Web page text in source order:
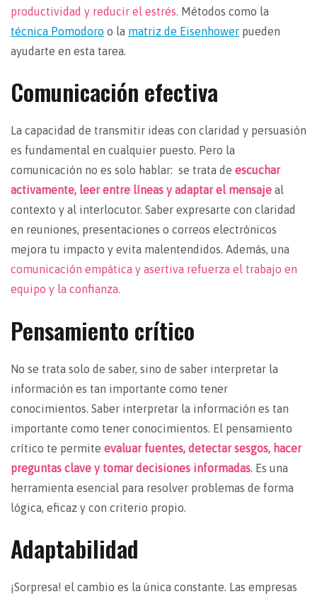
productividad y reducir el estrés. Métodos como la
técnica Pomodoro o la matriz de Eisenhower pueden
ayudarte en esta tarea.
Comunicación efectiva
La capacidad de transmitir ideas con claridad y persuasión
es fundamental en cualquier puesto. Pero la
comunicación no es solo hablar: se trata de escuchar
activamente, leer entre líneas y adaptar el mensaje al
contexto y al interlocutor. Saber expresarte con claridad
en reuniones, presentaciones o correos electrónicos
mejora tu impacto y evita malentendidos. Además, una
comunicación empática y asertiva refuerza el trabajo en
equipo y la confianza.
Pensamiento crítico
No se trata solo de saber, sino de saber interpretar la
información es tan importante como tener
conocimientos. Saber interpretar la información es tan
importante como tener conocimientos. El pensamiento
crítico te permite evaluar fuentes, detectar sesgos, hacer
preguntas clave y tomar decisiones informadas . Es una
herramienta esencial para resolver problemas de forma
lógica, eficaz y con criterio propio.
Adaptabilidad
¡Sorpresa! el cambio es la única constante. Las empresas